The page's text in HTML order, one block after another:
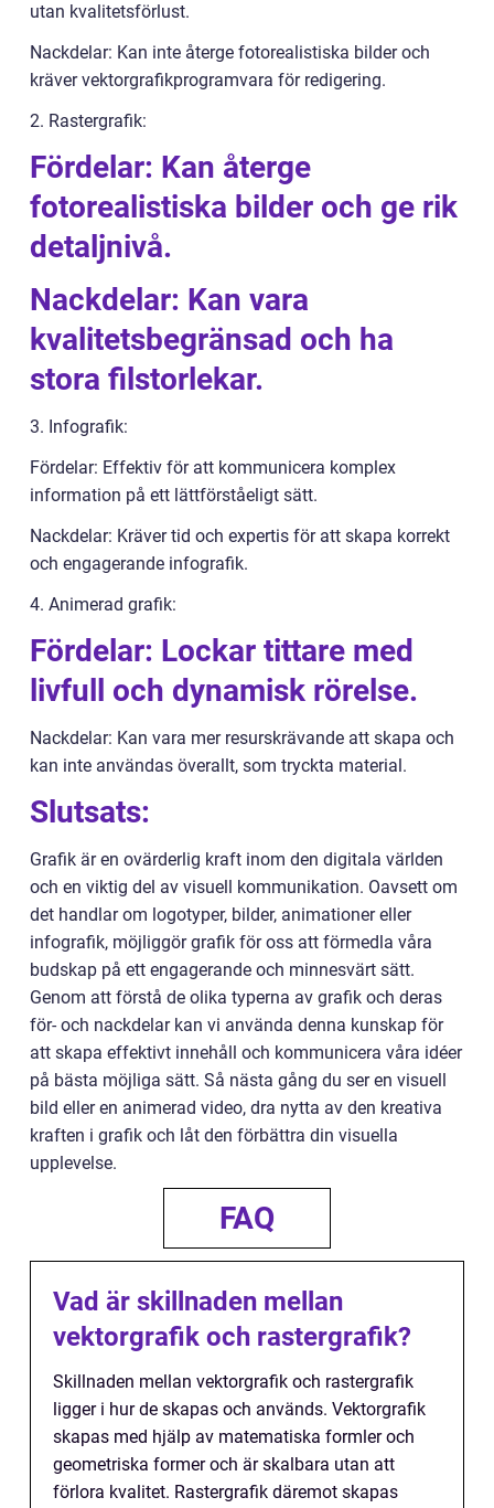
utan kvalitetsförlust.
Nackdelar: Kan inte återge fotorealistiska bilder och
kräver vektorgrafikprogramvara för redigering.
2. Rastergrafik:
Fördelar: Kan återge
fotorealistiska bilder och ge rik
detaljnivå.
Nackdelar: Kan vara
kvalitetsbegränsad och ha
stora filstorlekar.
3. Infografik:
Fördelar: Effektiv för att kommunicera komplex
information på ett lättförståeligt sätt.
Nackdelar: Kräver tid och expertis för att skapa korrekt
och engagerande infografik.
4. Animerad grafik:
Fördelar: Lockar tittare med
livfull och dynamisk rörelse.
Nackdelar: Kan vara mer resurskrävande att skapa och
kan inte användas överallt, som tryckta material.
Slutsats:
Grafik är en ovärderlig kraft inom den digitala världen
och en viktig del av visuell kommunikation. Oavsett om
det handlar om logotyper, bilder, animationer eller
infografik, möjliggör grafik för oss att förmedla våra
budskap på ett engagerande och minnesvärt sätt.
Genom att förstå de olika typerna av grafik och deras
för- och nackdelar kan vi använda denna kunskap för
att skapa effektivt innehåll och kommunicera våra idéer
på bästa möjliga sätt. Så nästa gång du ser en visuell
bild eller en animerad video, dra nytta av den kreativa
kraften i grafik och låt den förbättra din visuella
upplevelse.
FAQ
Vad är skillnaden mellan
vektorgrafik och rastergrafik?
Skillnaden mellan vektorgrafik och rastergrafik
ligger i hur de skapas och används. Vektorgrafik
skapas med hjälp av matematiska formler och
geometriska former och är skalbara utan att
förlora kvalitet. Rastergrafik däremot skapas